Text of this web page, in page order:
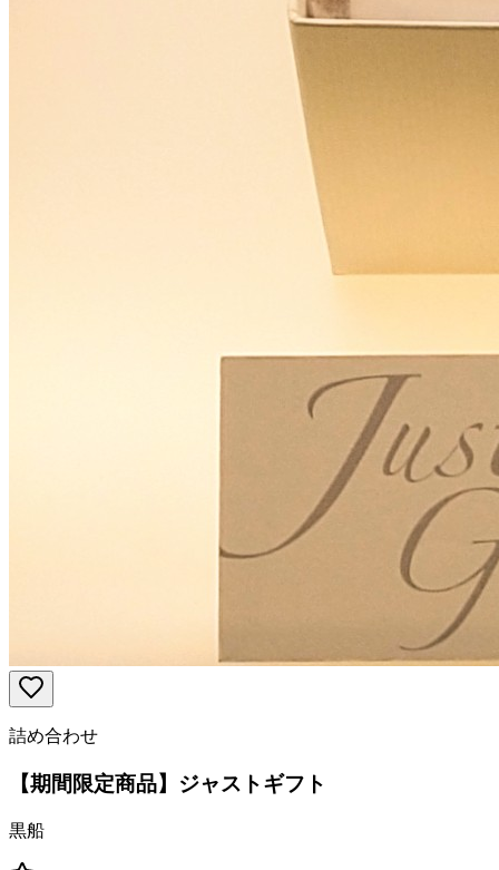
詰め合わせ
【期間限定商品】ジャストギフト
黒船